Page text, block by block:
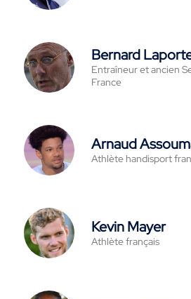
Bernard
Entraîneur et ancien
France
Arnaud
Athlète handisport
Kevin Mayer
Athlète français